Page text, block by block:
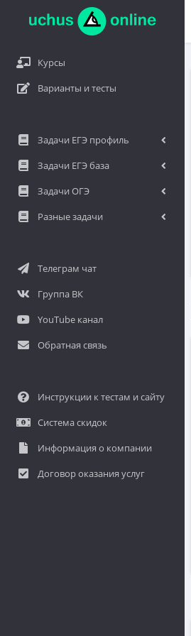
Курсы
Варианты и тесты
Задачи ЕГЭ профиль
Задачи ЕГЭ база
Задачи ОГЭ
Разные задачи
Телеграм чат
Группа ВК
YouTube канал
Обратная связь
Инструкции к тестам и сайту
Система скидок
Информация о компании
Договор оказания услуг